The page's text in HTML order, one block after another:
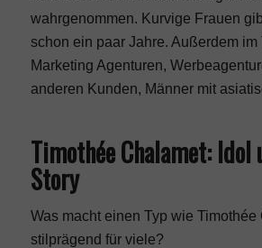
wahrgenommen. Kurvige Frauen
schon ein paar Jahre. Außerdem im
Marketing Agenturen,
anderen Kunden, Männer mit
Timothée Chalamet: Idol
Story
Was macht einen Typ wie Timothée
stilprägend für viele?